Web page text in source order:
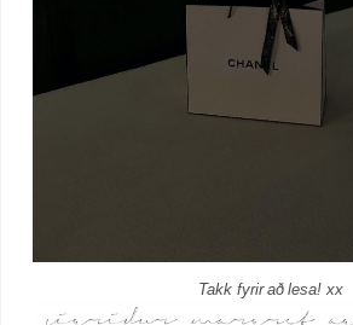
Takk fyrir að lesa! xx